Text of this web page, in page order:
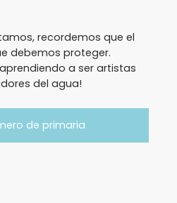
recordemos que el
debemos proteger.
a ser artistas
del agua!
de primaria